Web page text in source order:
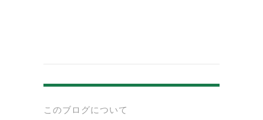
このブログについて